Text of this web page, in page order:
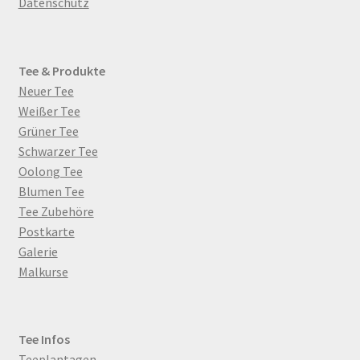
Tee & Produkte
Neuer Tee
Weißer Tee
Grüner Tee
Schwarzer Tee
Oolong Tee
Blumen Tee
Tee Zubehöre
Postkarte
Galerie
Malkurse
Tee Infos